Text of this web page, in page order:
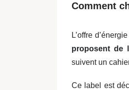
Comment
L’offre
proposent de
suivent un
Ce label est